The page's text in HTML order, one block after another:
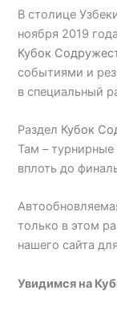
В столице
ноября 2019
Кубок
событиями и
в специальный
Раздел Кубок
Там –
вплоть до
только в этом
нашего сайта
Увидимся на